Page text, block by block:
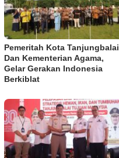
Pemeritah Kota Tanjungbalai
Dan Kementerian Agama,
Gelar Gerakan Indonesia
Berkiblat